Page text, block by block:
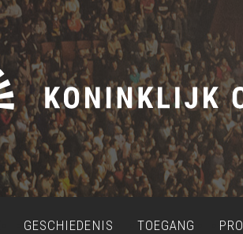
GESCHIEDENIS TOEGANG PRO